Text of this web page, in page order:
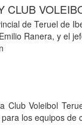
CLUB
de Teruel de
Ranera, y el
Club Voleibol
los equipos